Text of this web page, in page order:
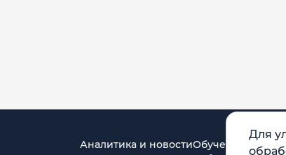
Для
Аналитика и новостиОбучение